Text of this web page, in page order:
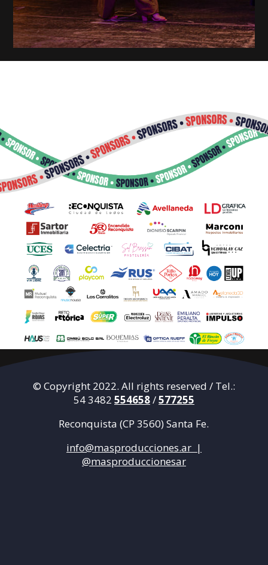
© Copyright 2022. All rights reserved / Tel.:
54 3482 554658/577255
Reconquista (CP 3560) Santa Fe.
info@masproducciones.ar |
@masproduccionesar